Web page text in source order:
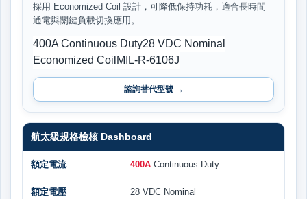
採用 Economized Coil 設計，可降低保持功耗，適合長時間
通電與關鍵負載切換應用。
400A Continuous Duty28 VDC Nominal
Economized Coil MIL-R-6106J
諮詢替代型號 →
航太級規格檢核 Dashboard
額定電流 400A Continuous Duty
額定電壓 28 VDC Nominal